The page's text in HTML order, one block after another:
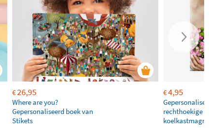
€26,95
Where are you?
Gepersonaliseerd boek van
Stikets
€4,95
rechthoekige